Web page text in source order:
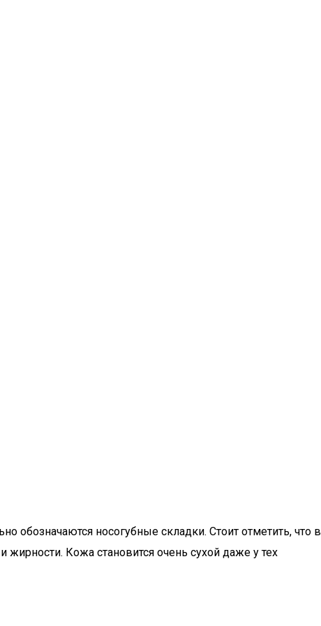
обозначаются носогубные складки. Стоит отметить, что в
Кожа становится очень сухой даже у тех